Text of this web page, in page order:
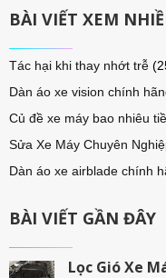
BÀI VIẾT XEM
Tác hại khi thay nhớt trễ
Dàn áo xe vision chính
Củ đề xe máy bao nhiêu
Sửa Xe Máy Chuyên
Dàn áo xe airblade chính
BÀI VIẾT GẦN ĐÂY
Lọc Gió Xe